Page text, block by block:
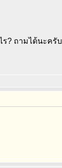
ร? ถามได้นะครับ